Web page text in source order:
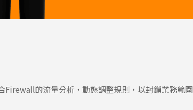
Firewall的流量分析，動態調整規則，以封鎖業務範圍